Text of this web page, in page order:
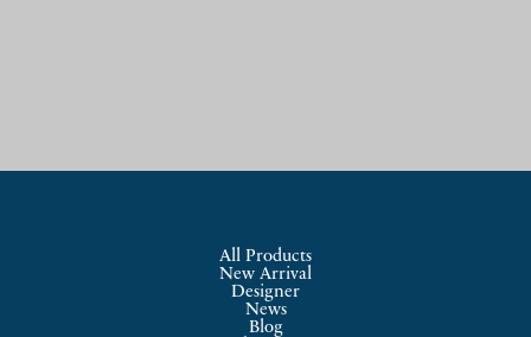
All Products
New Arrival
Designer
News
Blog